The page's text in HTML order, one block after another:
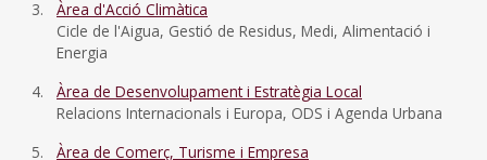
Àrea d'Acció Climàtica
Cicle de l'Aigua, Gestió de Residus, Medi, Alimentació i
Energia
Àrea de Desenvolupament i Estratègia Local
Relacions Internacionals i Europa, ODS i Agenda Urbana
Àrea de Comerç, Turisme i Empresa